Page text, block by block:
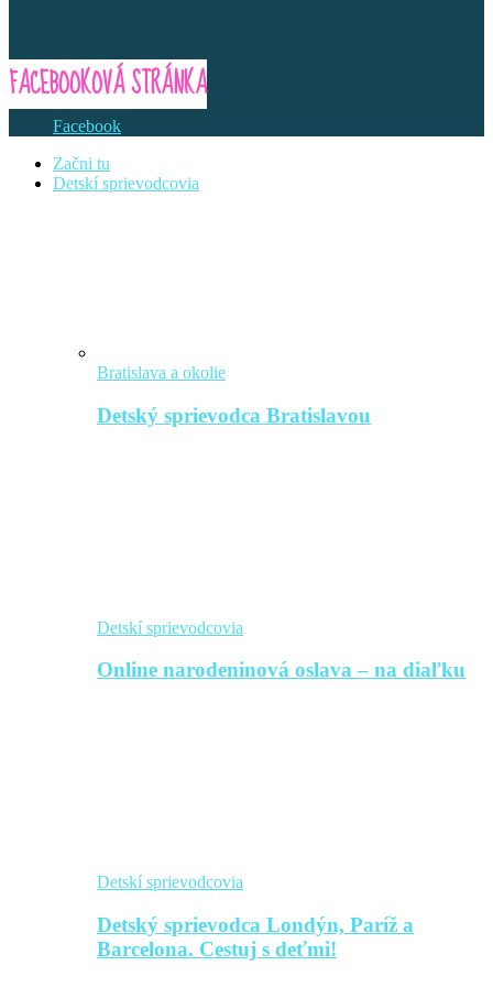
FACEBOOKOVÁ STRÁNKA
Facebook
Začni tu
Detskí sprievodcovia
Bratislava a okolie
Detský sprievodca Bratislavou
Detskí sprievodcovia
Online narodeninová oslava – na diaľku
Detskí sprievodcovia
Detský sprievodca Londýn, Paríž a
Barcelona. Cestuj s deťmi!